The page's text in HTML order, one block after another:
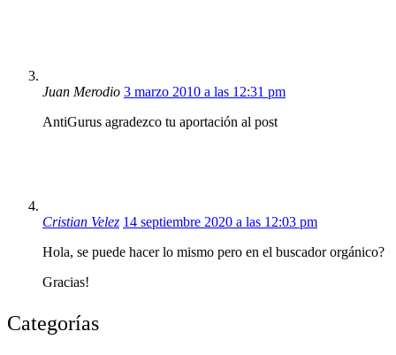
Juan Merodio 3 marzo 2010 a las 12:31 pm
AntiGurus agradezco tu aportación al post
Cristian Velez 14 septiembre 2020 a las 12:03 pm
Hola, se puede hacer lo mismo pero en el buscador orgánico?
Gracias!
Categorías